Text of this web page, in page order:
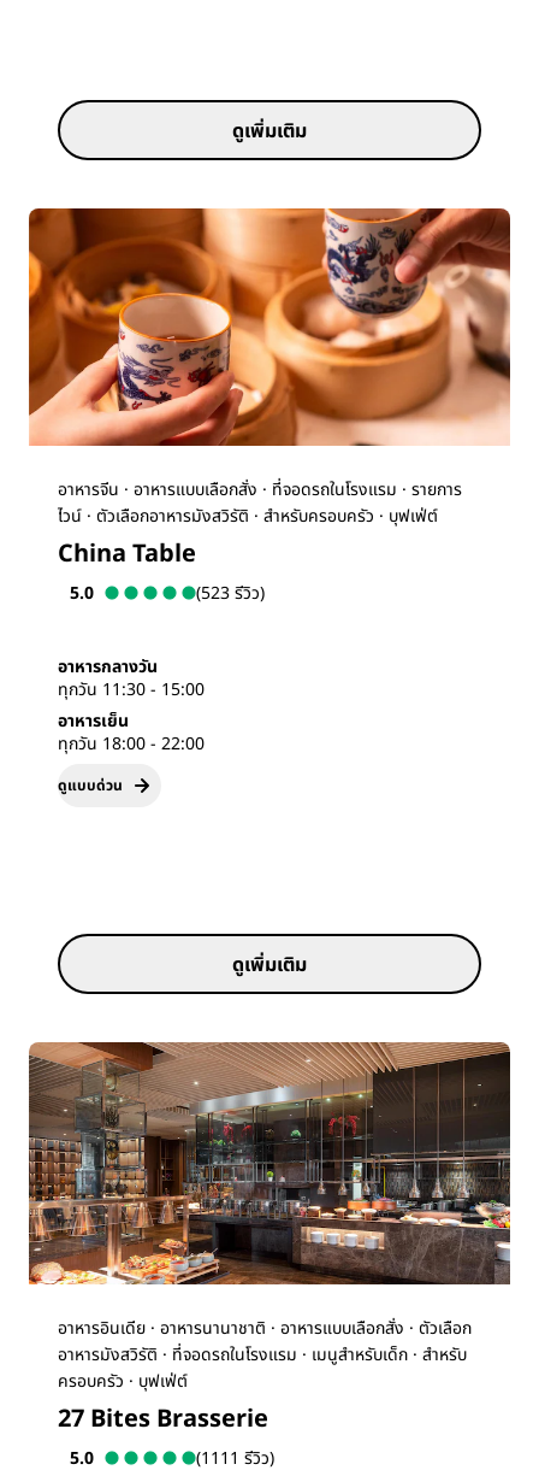
ดูเพิ่มเติม
อาหารจีน · อาหารแบบเลือกสั่ง · ที่จอดรถในโรงแรม · รายการ
ไวน์ · ตัวเลือกอาหารมังสวิรัติ · สำหรับครอบครัว · บุฟเฟ่ต์
China Table
5.0 (523 รีวิว)
อาหารกลางวัน
ทุกวัน 11:30 - 15:00
อาหารเย็น
ทุกวัน 18:00 - 22:00
ดูแบบด่วน
ดูเพิ่มเติม
อาหารอินเดีย · อาหารนานาชาติ · อาหารแบบเลือกสั่ง · ตัวเลือก
อาหารมังสวิรัติ · ที่จอดรถในโรงแรม · เมนูสำหรับเด็ก · สำหรับ
ครอบครัว · บุฟเฟ่ต์
27 Bites Brasserie
5.0 (1111 รีวิว)